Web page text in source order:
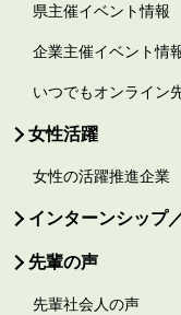
県主催イベント情報
企業主催イベント情
いつでもオンライン
女性活躍
女性の活躍推進企業
インターンシップ
先輩の声
先輩社会人の声